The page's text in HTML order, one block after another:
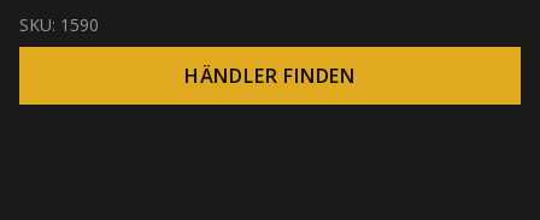
SKU: 1590
HÄNDLER FINDEN